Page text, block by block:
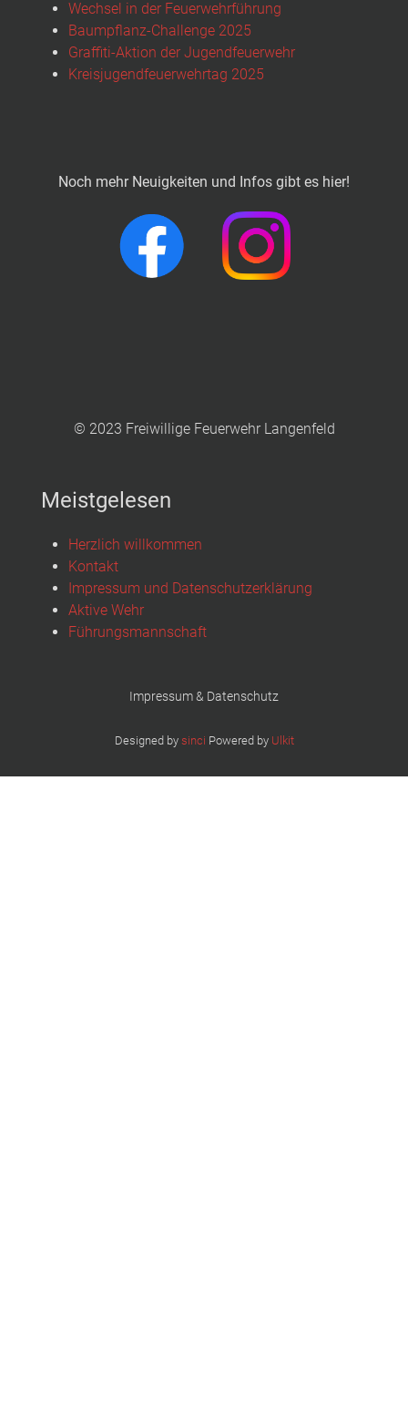
Wechsel in der Feuerwehrführung
Baumpflanz-Challenge 2025
Graffiti-Aktion der Jugendfeuerwehr
Kreisjugendfeuerwehrtag 2025
Noch mehr Neuigkeiten und Infos gibt es hier!
© 2023 Freiwillige Feuerwehr Langenfeld
Meistgelesen
Herzlich willkommen
Kontakt
Impressum und Datenschutzerklärung
Aktive Wehr
Führungsmannschaft
Impressum & Datenschutz
Designed by sinci Powered by Ulkit